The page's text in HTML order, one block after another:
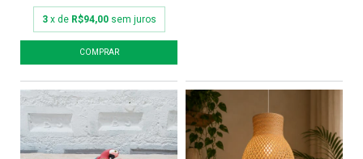
3 x de R$94,00 sem juros